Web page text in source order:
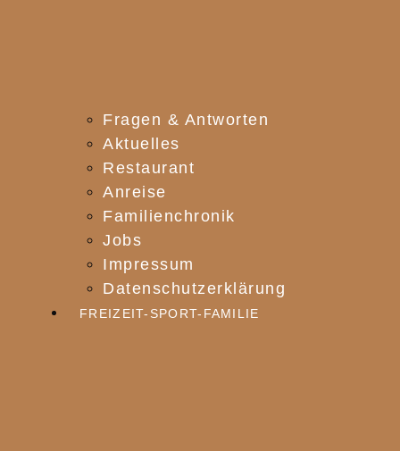
Fragen & Antworten
Aktuelles
Restaurant
Anreise
Familienchronik
Jobs
Impressum
Datenschutzerklärung
FREIZEIT-SPORT-FAMILIE